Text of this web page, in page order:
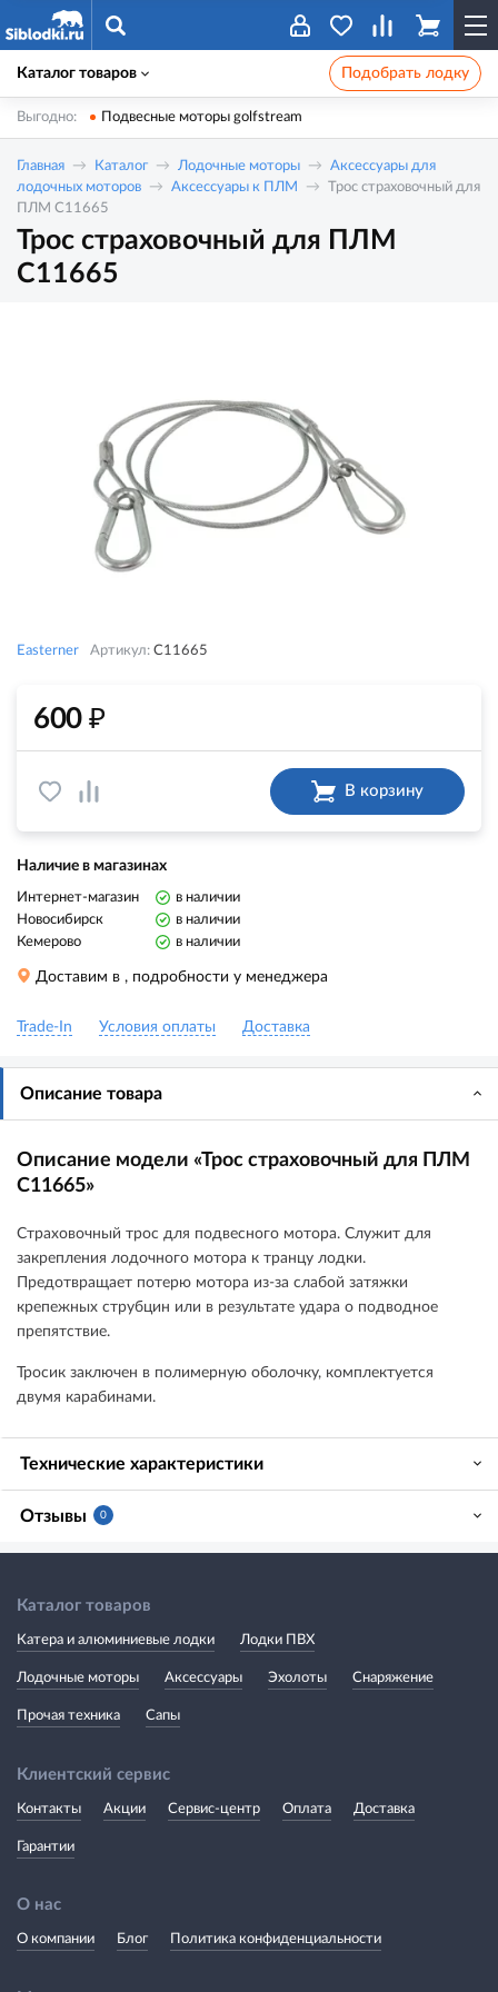
Каталог товаров Подобрать лодку
Выгодно: Подвесные моторы golfstream
Главная Каталог Лодочные моторы
Аксессуары для
лодочных моторов
Аксессуары к ПЛМ
Трос страховочный для
ПЛМ C11665
Трос страховочный для ПЛМ
C11665
Easterner Артикул: C11665
600 ₽
В корзину
Наличие в магазинах
Интернет-магазин
в наличии
Новосибирск
в наличии
Кемерово
в наличии
Доставим в , подробности у менеджера
Trade-In Условия оплаты Доставка
Описание товара
Описание модели «Трос страховочный для ПЛМ
C11665»
Страховочный трос для подвесного мотора. Служит для
закрепления лодочного мотора к транцу лодки.
Предотвращает потерю мотора из-за слабой затяжки
крепежных струбцин или в результате удара о подводное
препятствие.
Тросик заключен в полимерную оболочку, комплектуется
двумя карабинами.
Технические характеристики
Отзывы 0
Каталог товаров
Катера и алюминиевые лодки Лодки ПВХ
Лодочные моторы Аксессуары Эхолоты Снаряжение
Прочая техника Сапы
Клиентский сервис
Контакты Акции Сервис-центр Оплата Доставка
Гарантии
О нас
О компании Блог Политика конфиденциальности